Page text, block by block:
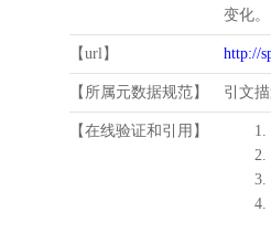
变化。
【url】 http://
【所属元数据规范】 引文
【在线验证和引用】
1.
2.
3.
4.